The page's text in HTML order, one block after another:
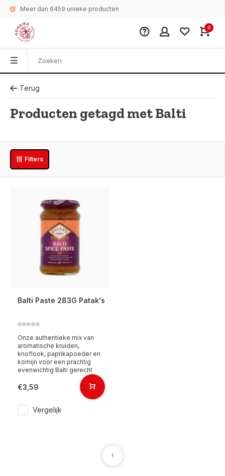
Meer dan 6459 unieke producten
0
Terug
Producten getagd met Balti
Filters
Balti Paste 283G Patak's
Onze authentieke mix van
aromatische kruiden,
knoflook, paprikapoeder en
komijn voor een prachtig
evenwichtig Balti gerecht
€3,59
Vergelijk
1